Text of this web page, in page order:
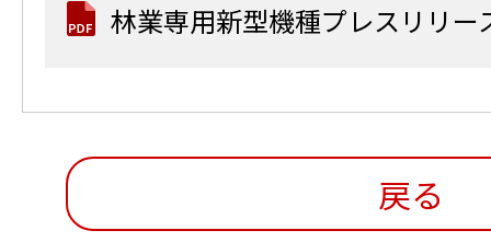
林業専用新型機種プレスリリー
戻る